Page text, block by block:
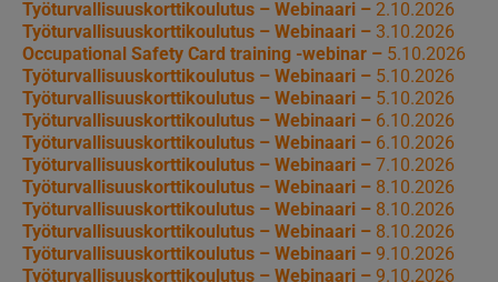
Työturvallisuuskorttikoulutus – Webinaari – 2.10.2026
Työturvallisuuskorttikoulutus – Webinaari – 3.10.2026
Occupational Safety Card training -webinar – 5.10.2026
Työturvallisuuskorttikoulutus – Webinaari – 5.10.2026
Työturvallisuuskorttikoulutus – Webinaari – 5.10.2026
Työturvallisuuskorttikoulutus – Webinaari – 6.10.2026
Työturvallisuuskorttikoulutus – Webinaari – 6.10.2026
Työturvallisuuskorttikoulutus – Webinaari – 7.10.2026
Työturvallisuuskorttikoulutus – Webinaari – 8.10.2026
Työturvallisuuskorttikoulutus – Webinaari – 8.10.2026
Työturvallisuuskorttikoulutus – Webinaari – 8.10.2026
Työturvallisuuskorttikoulutus – Webinaari – 9.10.2026
Työturvallisuuskorttikoulutus – Webinaari – 9.10.2026